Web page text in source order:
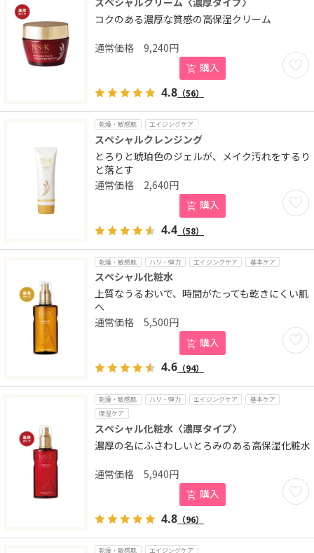
コクのある濃厚な質感の高保湿クリーム
お気
9,240円
購入
4.8 （56）
乾燥・敏感肌 エイジングケア
スペシャルクレンジング
とろりと琥珀色のジェルが、メイク汚れをするり
と落とす
お気
2,640円
購入
4.4 （58）
乾燥・敏感肌 ハリ・弾力 エイジングケア 基本ケア
スペシャル化粧水
上質なうるおいで、時間がたっても乾きにくい肌
へ
お気
5,500円
購入
4.6 （94）
乾燥・敏感肌 ハリ・弾力 エイジングケア
基本ケア
保湿ケア
スペシャル化粧水〈濃厚タイプ〉
濃厚の名にふさわしいとろみのある高保湿化粧水
お気
5,940円
購入
4.8 （96）
乾燥・敏感肌 エイジングケア